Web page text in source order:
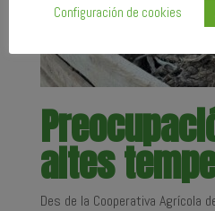
altes
Des de la Cooperativa Agrícola
Configuración de cookies